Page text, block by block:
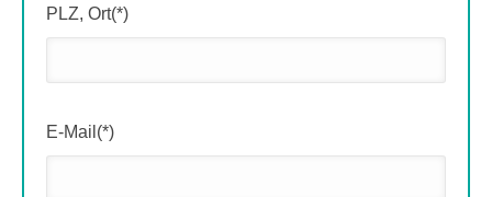
PLZ, Ort(*)
E-Mail(*)